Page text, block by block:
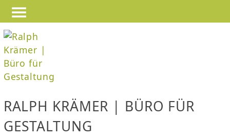
—
—
—
RALPH KRÄMER | BÜRO FÜR
GESTALTUNG